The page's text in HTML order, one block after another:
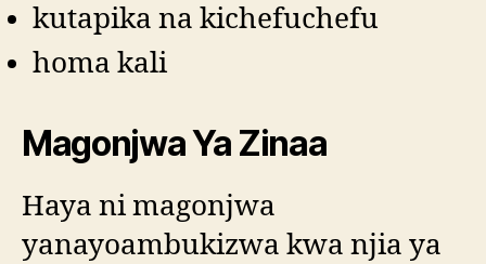
kutapika na kichefuchefu
homa kali
Magonjwa Ya Zinaa
Haya ni magonjwa
yanayoambukizwa kwa njia ya